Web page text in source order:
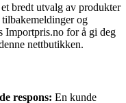
bredt utvalg av produkter
og
Importpris.no for å gi deg
nettbutikken.
respons: En kunde